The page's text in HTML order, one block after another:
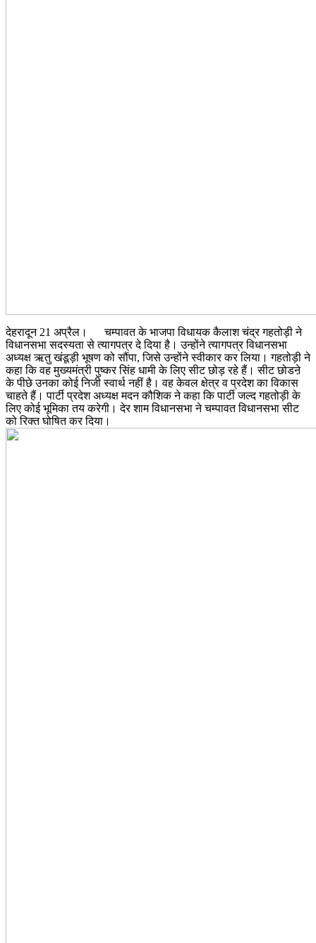
देहरादून 21 अप्रैल। चम्पावत के भाजपा विधायक कैलाश चंद्र गहतोड़ी ने
विधानसभा सदस्यता से त्यागपत्र दे दिया है। उन्होंने त्यागपत्र विधानसभा
अध्यक्ष ऋतु खंडूड़ी भूषण को सौंपा, जिसे उन्होंने स्वीकार कर लिया। गहतोड़ी ने
कहा कि वह मुख्यमंत्री पुष्कर सिंह धामी के लिए सीट छोड़ रहे हैं। सीट छोडऩे
के पीछे उनका कोई निजी स्वार्थ नहीं है। वह केवल क्षेत्र व प्रदेश का विकास
चाहते हैं। पार्टी प्रदेश अध्यक्ष मदन कौशिक ने कहा कि पार्टी जल्द गहतोड़ी के
लिए कोई भूमिका तय करेगी। देर शाम विधानसभा ने चम्पावत विधानसभा सीट
को रिक्त घोषित कर दिया।